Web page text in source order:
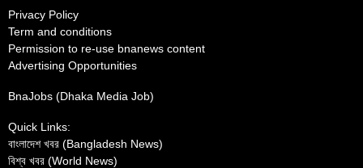
Privacy Policy
Term and conditions
Permission to re-use bnanews content
Advertising Opportunities
BnaJobs (Dhaka Media Job)
Quick Links:
বাংলাদেশ খবর (Bangladesh News)
বিশ্ব খবর (World News)